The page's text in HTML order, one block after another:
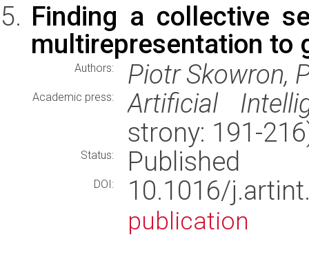
Finding a collective
multirepresentation to
Authors: Piotr Skowron,
Academic press:
Artificial
strony: 191-
Status: Published
DOI: 10.1016/
publication